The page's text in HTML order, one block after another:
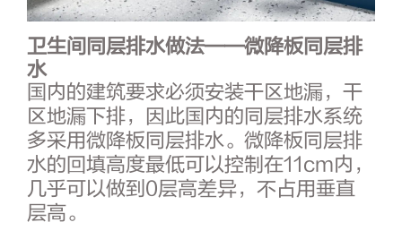
卫生间同层排水做法——微降板同层排
水
国内的建筑要求必须安装干区地漏，干
区地漏下排，因此国内的同层排水系统
多采用微降板同层排水。微降板同层排
水的回填高度最低可以控制在11cm内，
几乎可以做到0层高差异，不占用垂直
层高。